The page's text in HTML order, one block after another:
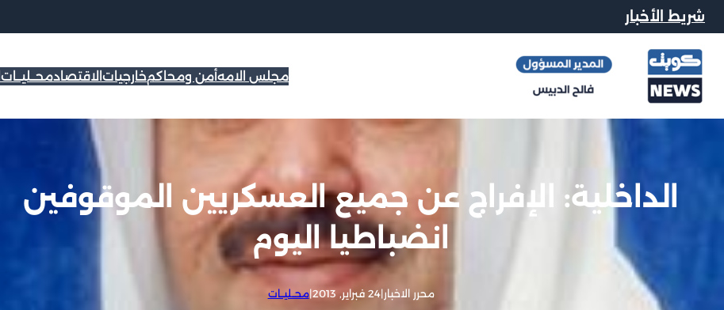
شريط الأخبار
مجلس الامهأمن ومحاكمخارجيات الاقتصادمحــليــات
الداخلية: الإفراج عن جميع العسكريين الموقوفين
انضباطيا اليوم
محرر الاخبار|24 فبراير, 2013 |محــليــات